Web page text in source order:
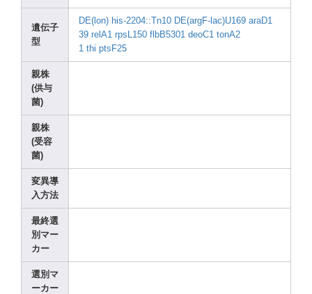
遺伝子
型
DE(lon) his-2204:: Tn10 DE(argF-lac)U169 araD1
39 relA1 rpsL150 flbB5301 deoC1 tonA2
1 thi ptsF25
親株
(供与
菌)
親株
(受容
菌)
変異導
入方法
最終選
別マー
カー
選別マ
ーカー